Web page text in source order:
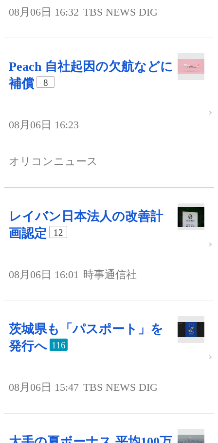
08月06日 16:32 TBS NEWS DIG
Peach 自社起因の欠航などに
補償
8
08月06日 16:23
オリコンニュース
レイバン日本法人の改善計
画認定
12
08月06日 16:01 時事通信社
茨城県も「パスポート」を
発行へ 116
08月06日 15:47 TBS NEWS DIG